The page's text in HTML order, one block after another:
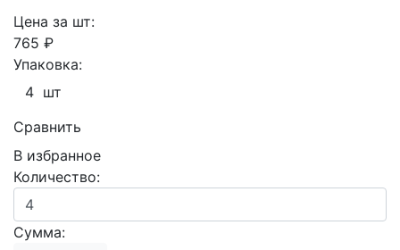
Цена за шт:
765 ₽
Упаковка:
4 шт
Сравнить
В избранное
Количество:
Сумма: